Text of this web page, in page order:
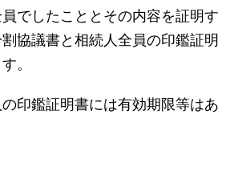
でしたこととその内容を証明す
協議書と相続人全員の印鑑証明
。
印鑑証明書には有効期限等はあ